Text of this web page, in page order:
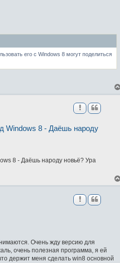
его с Windows 8 могут поделиться
Windows 8 - Даёшь народу
8 - Даёшь народу новьё? Ура
Очень жду версию для
очень полезная программа, я ей
держит меня сделать win8 основной